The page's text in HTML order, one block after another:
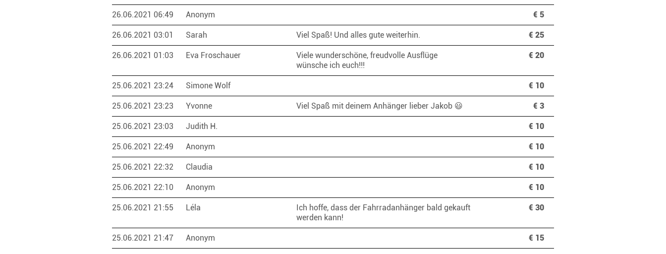
26.06.2021 06:49 Anonym € 5
26.06.2021 03:01 Sarah € 25
Viel Spaß! Und alles gute weiterhin.
26.06.2021 01:03 Eva Froschauer € 20
Viele wunderschöne, freudvolle Ausflüge
wünsche ich euch!!!
25.06.2021 23:24 Simone Wolf € 10
25.06.2021 23:23 Yvonne € 3
Viel Spaß mit deinem Anhänger lieber Jakob 😃
25.06.2021 23:03 Judith H. € 10
25.06.2021 22:49 Anonym € 10
25.06.2021 22:32 Claudia € 10
25.06.2021 22:10 Anonym € 10
25.06.2021 21:55 Léla € 30
Ich hoffe, dass der Fahrradanhänger bald gekauft
werden kann!
25.06.2021 21:47 Anonym € 15